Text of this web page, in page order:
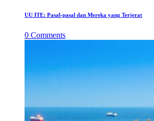
UU ITE: Pasal-pasal dan Mereka yang Terjerat
0 Comments